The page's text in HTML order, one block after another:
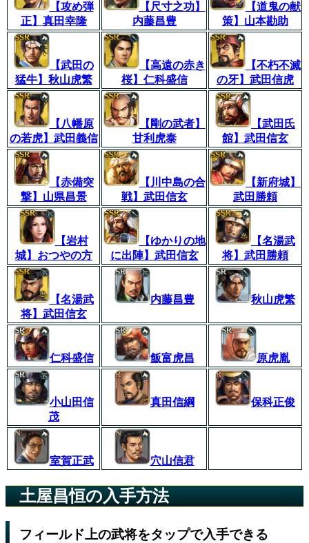
【攻め弾
正】真田幸隆
【尺寸之功】
内藤昌豊
【道鬼の献
策】山本勘助
【武田の
猛牛】秋山虎繁
【高遠の赤き
桜】仁科盛信
【不朽不滅
の牙】武田信虎
【八幡原
の若虎】武田義信
【剛の武者】
甘利虎泰
【武田氏
館】武田信玄
【赤備突
撃】山県昌景
【川中島の合
戦】武田信玄
【新府城】
武田勝頼
【岩村
城】おつやの方
【ゆかりの地
に出陣】武田信玄
【名湯武
将】武田勝頼
【名湯武
将】武田信玄
内藤昌豊 秋山虎繁
仁科盛信 飯富虎昌 原虎胤
小山田信
茂
真田信綱 保科正俊
室賀正武 穴山信君
土屋昌恒の入手方法
フィールド上の武将をタップで入手できる